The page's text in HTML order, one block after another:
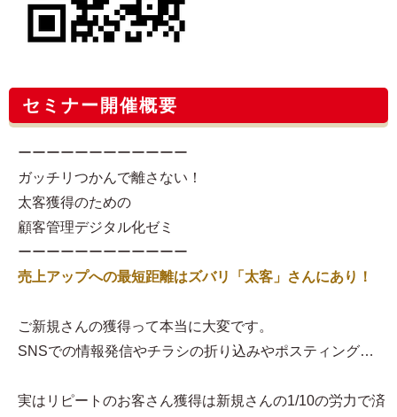
セミナー開催概要
ーーーーーーーーーーーー
ガッチリつかんで離さない！
太客獲得のための
顧客管理デジタル化ゼミ
ーーーーーーーーーーーー
売上アップへの最短距離はズバリ「太客」さんにあり！
ご新規さんの獲得って本当に大変です。
SNSでの情報発信やチラシの折り込みやポスティング…
実はリピートのお客さん獲得は新規さんの1/10の労力で済